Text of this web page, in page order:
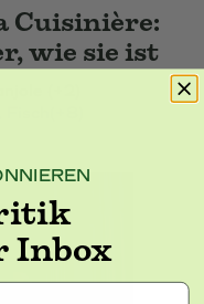
Cuisinière:
wie sie ist
Inbox